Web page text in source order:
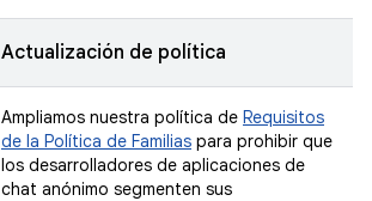
Actualización de política
Ampliamos nuestra política de Requisitos
de la Política de Familias para prohibir que
los desarrolladores de aplicaciones de
chat anónimo segmenten sus